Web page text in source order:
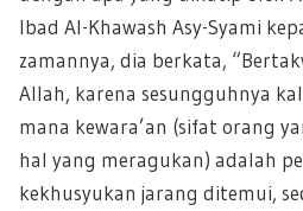
Ibad Al-Khawash Asy-Syami
zamannya, dia berkata,
Allah, karena sesungguhnya
mana kewara’an (sifat orang
hal yang meragukan) adalah
kekhusyukan jarang ditemui,